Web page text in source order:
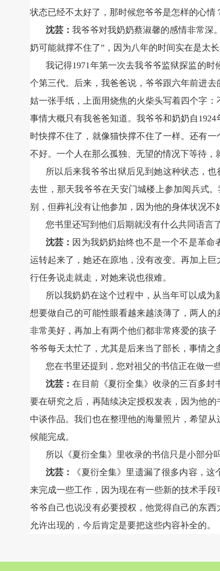
状态已经不太好了，那时候您爷爷是怎样的心情
沈芸： 我爷爷对我奶奶蔡淑馨的感情非常深
奶可能就撑不住了”，因为八年的时间实在是太
我记得1971年第一次去我爷爷监狱探监的
个第三代。后来，我爸爸说，爷爷跟六年前进
姑一张手纸，上面用烧焦的火柴头写着四个字
事情大概只有我爸爸知道。我爷爷和奶奶自
时快撑不住了，就像猫快撑不住了一样。还有
不好。一个人在那么孤独、无望的情况下等待，
所以后来我爷爷出狱后见到她这种状态，
去世，那天我爷爷在天安门城楼上参加阅兵式
别，但葬礼没有让他参加，因为他的身体状况不
您书里还写到他们后期就没有什么共同语言
沈芸： 因为我奶奶始终也不是一个不是革
运转起来了，她还在原地，没有改变。再加上
行任务说走就走，对她来说也很难。
所以我奶奶在这个过程中，从当年可以成
想要做自己的可能性眼看越来越淡薄了，两人
非常美好，再加上有两个他们都非常疼爱的孩
爷爷每天太忙了，尤其是后来当了部长，事情
您在书里还提到，您对祖父的书信正在做一
沈芸：在目前《夏衍全集》收录的三百多
要在研究之后，再陆续决定授权发表，因为他
中谈作品。我们也在整理他的海量照片，希望
候能完成。
所以《夏衍全集》里收录的书信只是小部分
沈芸：
《夏衍全集》里遗漏了很多内容，
来完成一些工作，因为现在有一些新的技术手
爷爷自己也说没有必要授权，他觉得自己的东
允许出现的，今后肯定是要把这些内容补全的。